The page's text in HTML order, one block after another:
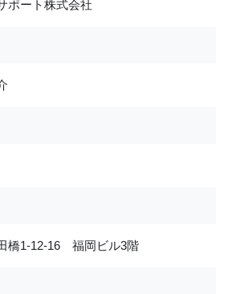
ポート株式会社
橋1-12-16 福岡ビル3階